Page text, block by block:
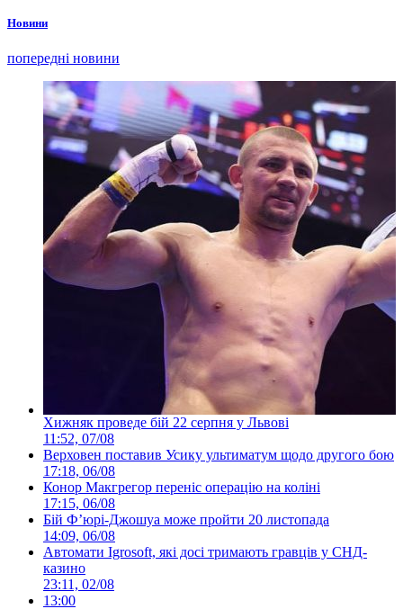
Новини
попередні новини
Хижняк проведе бій 22 серпня у Львові
11:52, 07/08
Верховен поставив Усику ультиматум щодо другого бою
17:18, 06/08
Конор Макгрегор переніс операцію на коліні
17:15, 06/08
Бій Ф’юрі-Джошуа може пройти 20 листопада
14:09, 06/08
Автомати Igrosoft, які досі тримають гравців у СНД-
казино
23:11, 02/08
13:00